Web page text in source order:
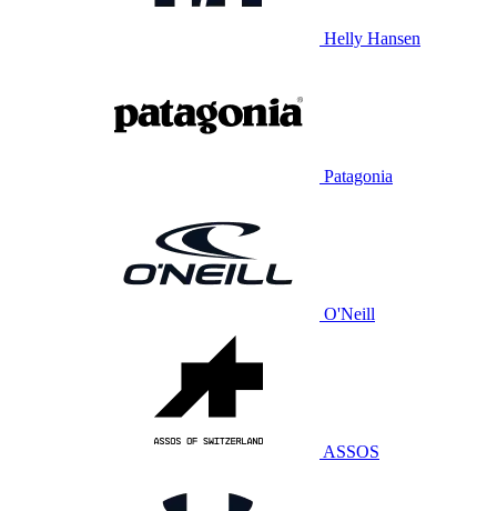
Helly Hansen
Patagonia
O'Neill
ASSOS